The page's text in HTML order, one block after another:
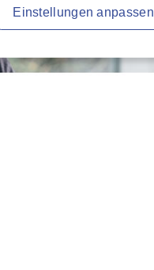
Einstellungen anpassen